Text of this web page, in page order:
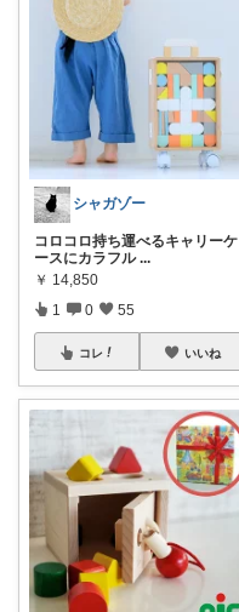
シャガゾー
コロコロ持ち運べるキャリーケ
ースにカラフル ...
￥ 14,850
1 0 55
コレ いいね